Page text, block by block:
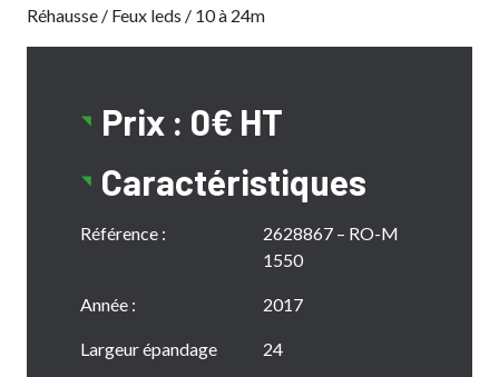
Réhausse / Feux leds / 10 à 24m
Prix : 0€ HT
Caractéristiques
Référence :
2628867 – RO-M
1550
Année : 2017
Largeur épandage 24